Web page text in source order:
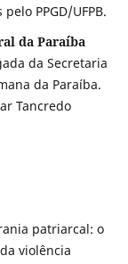
PPGD/UFPB.
da Paraíba
da Secretaria
da Paraíba.
Tancredo
patriarcal: o
violência